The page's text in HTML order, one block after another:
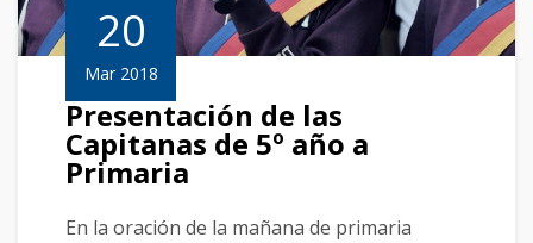
20
Mar 2018
Presentación de las
Capitanas de 5º año a
Primaria
En la oración de la mañana de primaria